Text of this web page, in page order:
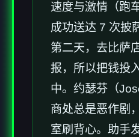
速度与激情（跑车
成功送达 7 次披
第二天，去比萨
报，所以把钱投
中。约瑟芬（
商处总是恶作剧
室刷背心。助手